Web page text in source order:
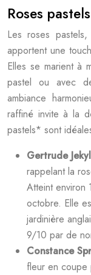
Roses pastels
Les roses
apportent une
Elles se marient à
pastel ou avec
ambiance
raffiné invite à la
pastels* sont
Gertrude
rappelant la
Atteint environ
octobre. Elle
jardinière
9/10 par de
Constance
fleur en